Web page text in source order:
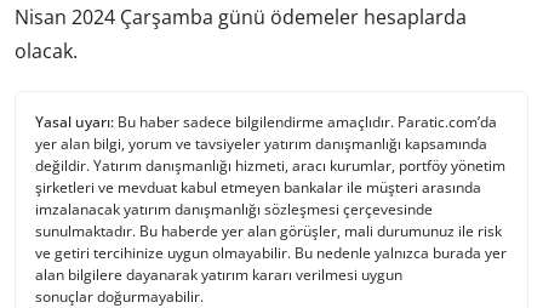
Nisan 2024 Çarşamba günü ödemeler hesaplarda
olacak.
Yasal uyarı: Bu haber sadece bilgilendirme amaçlıdır. Paratic.com’da
yer alan bilgi, yorum ve tavsiyeler yatırım danışmanlığı kapsamında
değildir. Yatırım danışmanlığı hizmeti, aracı kurumlar, portföy yönetim
şirketleri ve mevduat kabul etmeyen bankalar ile müşteri arasında
imzalanacak yatırım danışmanlığı sözleşmesi çerçevesinde
sunulmaktadır. Bu haberde yer alan görüşler, mali durumunuz ile risk
ve getiri tercihinize uygun olmayabilir. Bu nedenle yalnızca burada yer
alan bilgilere dayanarak yatırım kararı verilmesi uygun
sonuçlar doğurmayabilir.